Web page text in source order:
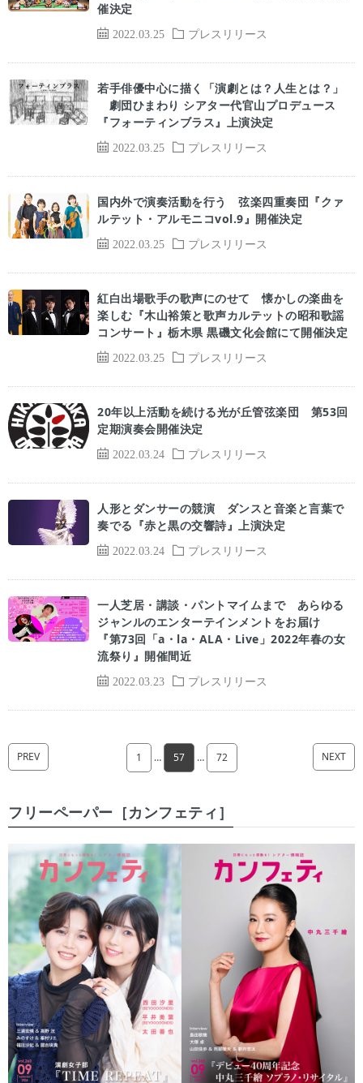
2022.03.25 プレスリリース
催決定
2022.03.25 プレスリリース
若手俳優中心に描く「演劇とは？人生とは？」
劇団ひまわり シアター代官山プロデュース
『フォーティンブラス』上演決定
2022.03.25 プレスリリース
国内外で演奏活動を行う 弦楽四重奏団『クァ
ルテット・アルモニコvol.9』開催決定
2022.03.25 プレスリリース
紅白出場歌手の歌声にのせて 懐かしの楽曲を
楽しむ『木山裕策と歌声カルテットの昭和歌謡
コンサート』栃木県 黒磯文化会館にて開催決定
2022.03.24 プレスリリース
20年以上活動を続ける光が丘管弦楽団 第53回
定期演奏会開催決定
2022.03.24 プレスリリース
人形とダンサーの競演 ダンスと音楽と言葉で
奏でる『赤と黒の交響詩』上演決定
2022.03.23 プレスリリース
一人芝居・講談・パントマイムまで あらゆる
ジャンルのエンターテインメントをお届け
『第73回「a・la・ALA・Live」2022年春の女
流祭り』開催間近
PREV 1 … 57 … 72 NEXT
フリーペーパー［カンフェティ］